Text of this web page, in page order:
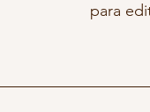
para